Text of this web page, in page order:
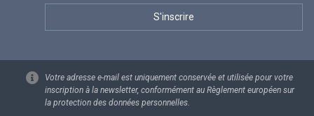
Votre adresse e-mail est uniquement conservée et utilisée pour votre
inscription à la newsletter, conformément au Règlement européen sur
la protection des données personnelles.